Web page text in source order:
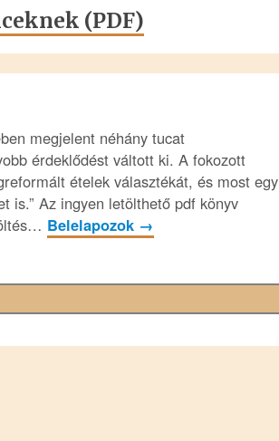
(PDF)
megjelent néhány tucat
érdeklődést váltott ki. A fokozott
ételek választékát, és most egy
is.” Az ingyen letölthető pdf könyv
Belelapozok →